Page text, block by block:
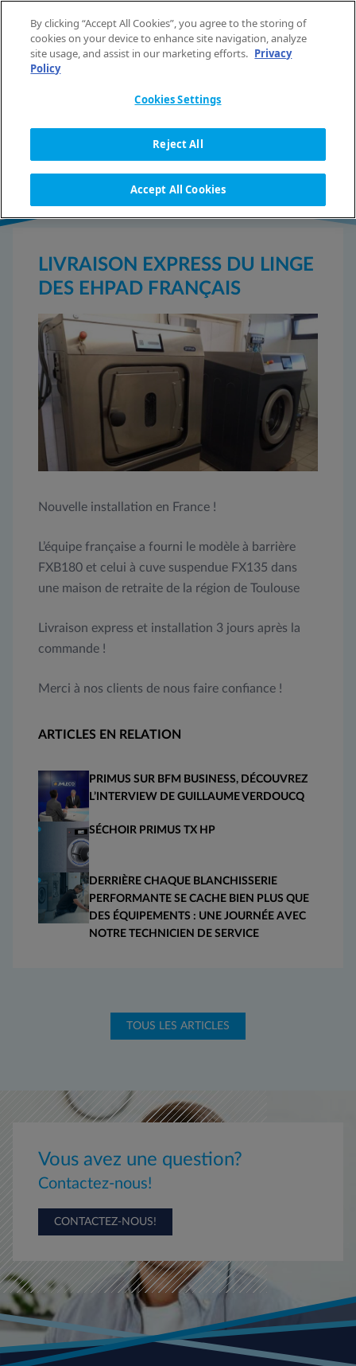
FR
DÉTAIL DE L'ACTUALITÉ
LIVRAISON EXPRESS DU LINGE
DES EHPAD FRANÇAIS
Nouvelle installation en France !
L’équipe française a fourni le modèle à barrière
FXB180 et celui à cuve suspendue FX135 dans
une maison de retraite de la région de Toulouse
Livraison express et installation 3 jours après la
commande !
Merci à nos clients de nous faire confiance !
ARTICLES EN RELATION
PRIMUS SUR BFM BUSINESS, DÉCOUVREZ
L’INTERVIEW DE GUILLAUME VERDOUCQ
SÉCHOIR PRIMUS TX HP
DERRIÈRE CHAQUE BLANCHISSERIE
PERFORMANTE SE CACHE BIEN PLUS QUE
DES ÉQUIPEMENTS : UNE JOURNÉE AVEC
NOTRE TECHNICIEN DE SERVICE
TOUS LES ARTICLES
Vous avez une question?
Contactez-nous!
CONTACTEZ-NOUS!
By clicking “Accept All Cookies”, you agree to the storing of
cookies on your device to enhance site navigation, analyze
site usage, and assist in our marketing efforts. Privacy
Policy
Cookies Settings
Reject All
Accept All Cookies